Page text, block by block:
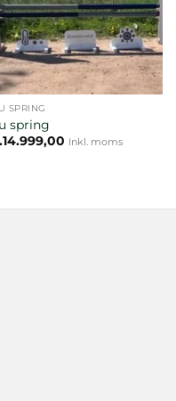
SPRING
spring
14.999,00 Inkl. moms